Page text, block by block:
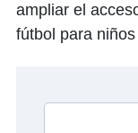
ampliar el
fútbol para